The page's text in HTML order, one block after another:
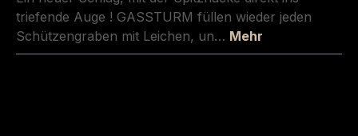
triefende Auge ! GASSTURM füllen wieder jeden
Schützengraben mit Leichen, un… Mehr